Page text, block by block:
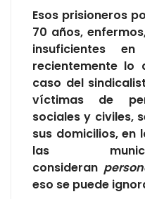
Esos prisioneros
70 años,
insuficientes
recientemente
caso del
víctimas de
sociales y civiles,
sus domicilios, en
las
consideran
eso se puede